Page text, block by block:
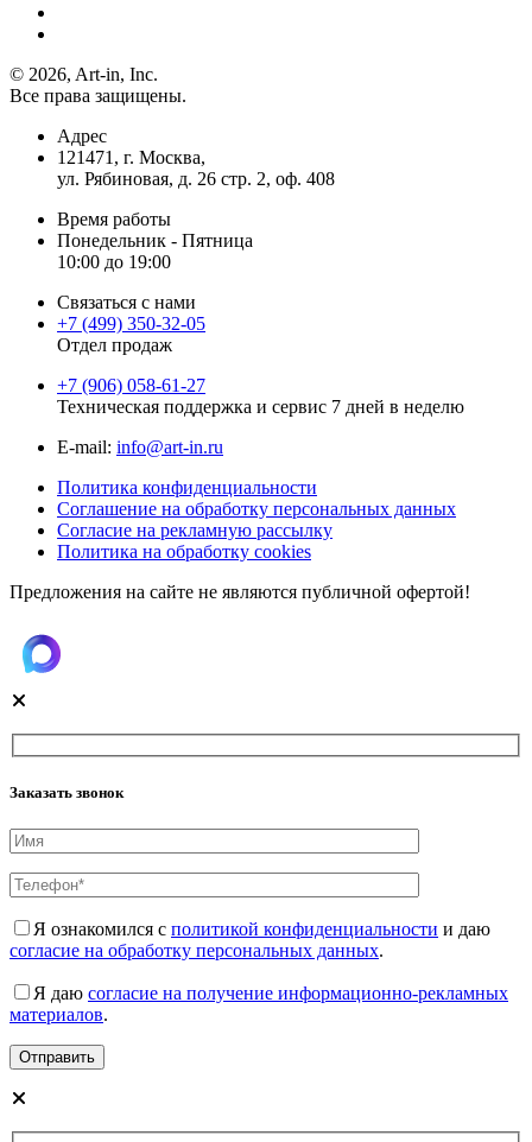
© 2026, Art-in, Inc.
Все права защищены.
Адрес
121471, г. Москва,
ул. Рябиновая, д. 26 стр. 2, оф. 408
Время работы
Понедельник - Пятница
10:00 до 19:00
Связаться с нами
+7 (499) 350-32-05
Отдел продаж
+7 (906) 058-61-27
Техническая поддержка и сервис 7 дней в неделю
Е-mail: info@art-in.ru
Политика конфиденциальности
Соглашение на обработку персональных данных
Согласие на рекламную рассылку
Политика на обработку cookies
Предложения на сайте не являются публичной офертой!
Заказать звонок
Я ознакомился с политикой конфиденциальности и даю
согласие на обработку персональных данных.
Я даю согласие на получение информационно-рекламных
материалов.